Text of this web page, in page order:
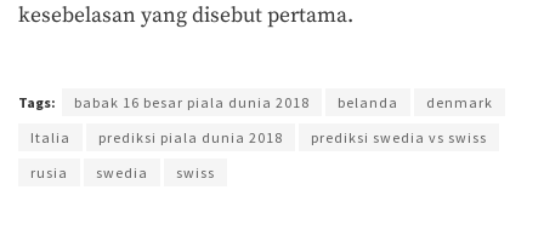
kesebelasan yang disebut pertama.
Tags: babak 16 besar piala dunia 2018 belanda
denmark
Italia
prediksi piala dunia 2018
prediksi swedia vs swiss
rusia
swedia swiss